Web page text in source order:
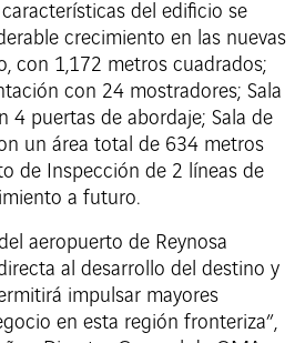
del edificio se
crecimiento en las nuevas
con 1,172 metros cuadrados;
con 24 mostradores; Sala
4 puertas de abordaje; Sala de
un área total de 634 metros
de Inspección de 2 líneas de
a futuro.
aeropuerto de Reynosa
al desarrollo del destino y
impulsar mayores
en esta región fronteriza”,